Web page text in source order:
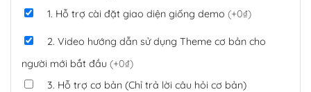
1. Hỗ trợ cài đặt giao diện giống demo (+0₫)
2. Video hướng dẫn sử dụng Theme cơ bản cho
người mới bắt đầu (+0₫)
3. Hỗ trợ cơ bản (Chỉ trả lời câu hỏi cơ bản)